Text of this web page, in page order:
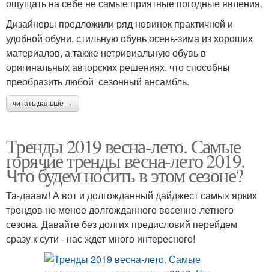
ощущать на себе не самые приятные погодные явления.
Дизайнеры предложили ряд новинок практичной и
удобной обуви, стильную обувь осень-зима из хороших
материалов, а также нетривиальную обувь в
оригинальных авторских решениях, что способны
преобразить любой сезонный ансамбль.
читать дальше →
Тренды 2019 весна-лето. Самые
горячие тренды весна-лето 2019.
Что будем носить в этом сезоне?
Та-дааам! А вот и долгожданный дайджест самых ярких
трендов не менее долгожданного весенне-летнего
сезона. Давайте без долгих предисловий перейдем
сразу к сути - нас ждет много интересного!